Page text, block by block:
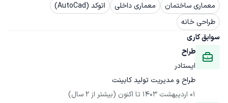
معماری ساختمان
معماری داخلی
اتوکد (AutoCad)
طراحی خانه
سوابق کاری
طراح
ایستادر
طراح و مدیریت تولید کابینت
01 اردیبهشت 1403
تا اکنون (بیشتر از 2 سال)